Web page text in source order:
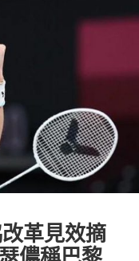
革見效摘